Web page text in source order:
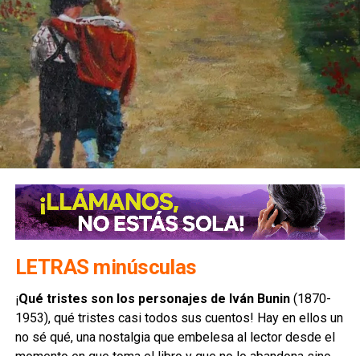
LETRAS minúsculas
¡Qué tristes son los personajes de Iván Bunin(1870-
1953), qué tristes casi todos sus cuentos! Hay en ellos un
no sé qué, una nostalgia que embelesa al lector desde el